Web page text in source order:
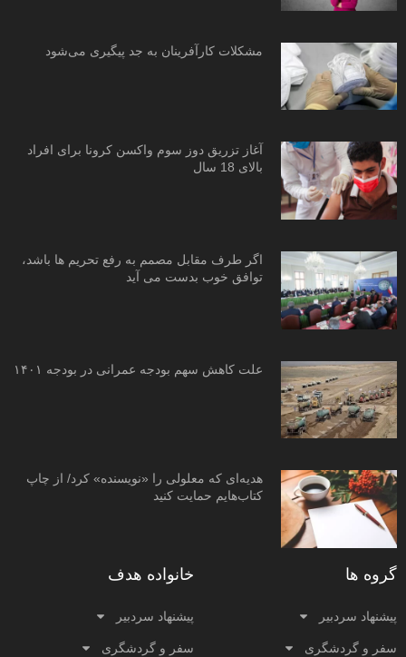
مشکلات کارآفرینان به جد پیگیری می‌شود
آغاز تزریق دوز سوم واکسن کرونا برای افراد
بالای 18 سال
اگر طرف مقابل مصمم به رفع تحریم ها باشد،
توافق خوب بدست می آید
علت کاهش سهم بودجه عمرانی در بودجه ۱۴۰۱
هدیه‌ای که معلولی را «نویسنده» کرد/ از چاپ
کتاب‌هایم حمایت کنید
گروه ها
پیشنهاد سردبیر
سفر و گردشگری
خانواده هدف
پیشنهاد سردبیر
سفر و گردشگری